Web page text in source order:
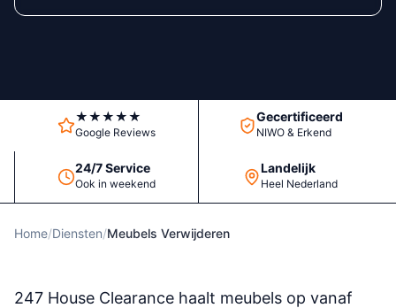
★★★★★
Google Reviews
Gecertificeerd
NIWO & Erkend
24/7 Service
Ook in weekend
Landelijk
Heel Nederland
Home/Diensten/Meubels Verwijderen
247 House Clearance haalt meubels op vanaf